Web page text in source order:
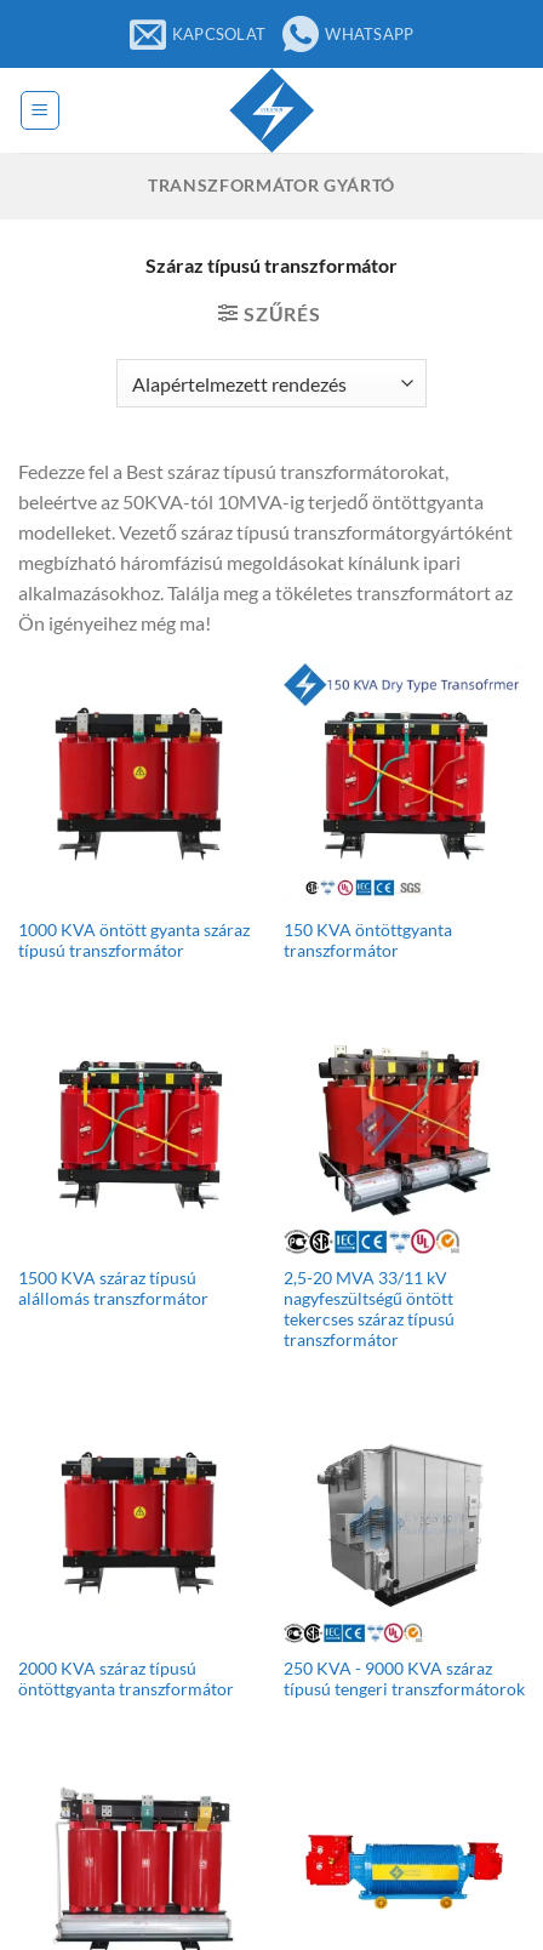
tartalomra
KAPCSOLAT WHATSAPP
TRANSZFORMÁTOR GYÁRTÓ
Száraz típusú transzformátor
SZŰRÉS
Fedezze fel a Best száraz típusú transzformátorokat,
beleértve az 50KVA-tól 10MVA-ig terjedő öntöttgyanta
modelleket. Vezető száraz típusú transzformátorgyártóként
megbízható háromfázisú megoldásokat kínálunk ipari
alkalmazásokhoz. Találja meg a tökéletes transzformátort az
Ön igényeihez még ma!
1000 KVA öntött gyanta száraz
típusú transzformátor
150 KVA öntöttgyanta
transzformátor
1500 KVA száraz típusú
alállomás transzformátor
2,5-20 MVA 33/11 kV
nagyfeszültségű öntött
tekercses száraz típusú
transzformátor
2000 KVA száraz típusú
öntöttgyanta transzformátor
250 KVA - 9000 KVA száraz
típusú tengeri transzformátorok